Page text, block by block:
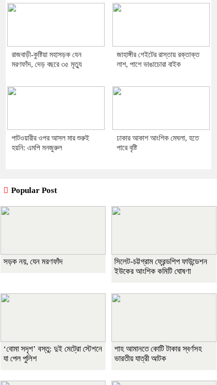
রাজবাড়ী-কুষ্টিয়া মহাসড়ক যেন
মরণফাঁদ, দেড় বছরে ৩৫ মৃত্যু
জাহাঙ্গীর গেইটের রাস্তায় রক্তাক্ত
লাশ, পাশে ভাঙাচোরা বাইক
পাটওয়ারীর ওপর আসল মার শুরুই
হয়নি: এমপি মনজুরুল
ঢাকার আকাশ আংশিক মেঘলা, হতে
পারে বৃষ্টি
Popular Post
সড়ক নয়, যেন মরণফাঁদ
সিলেট-চট্টগ্রাম ফ্রেন্ডশিপ ফাউন্ডেশন
ইউকের আংশিক কমিটি ঘোষণা
‘বোমা সদৃশ’ বস্তু: দুই মেট্রো স্টেশনে
যা পেল পুলিশ
শাহ আমানতে কোটি টাকার স্বর্ণসহ
ভারতীয় যাত্রী আটক